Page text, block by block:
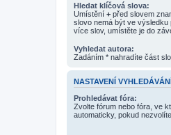
Hledat klíčová slova:
Umístění + před slovem
slovo nemá být ve výsledku
více slov, umístěte je do
Vyhledat autora:
Zadáním * nahradíte část
NASTAVENÍ
Prohledávat fóra:
Zvolte fórum nebo fóra, ve
automaticky, pokud nezvolíte